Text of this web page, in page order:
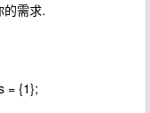
的需求.
= {1};